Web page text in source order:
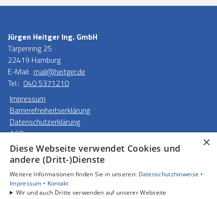
Jürgen Heitger Ing. GmbH
Tarpenring 25
22419 Hamburg
E-Mail: mail@heitger.de
Tel.: 040 5371210
Impressum
Barrierefreiheitserklärung
Datenschutzerklärung
AGB
Unsere Bereiche
Privatkunden
Gewerbekunden
Karriere
×
Diese Webseite verwendet Cookies und
andere (Dritt-)Dienste
Weitere Informationen finden Sie in unseren: Datenschutzhinweise •
Impressum • Kontakt
Wir und auch Dritte verwenden auf unserer Webseite